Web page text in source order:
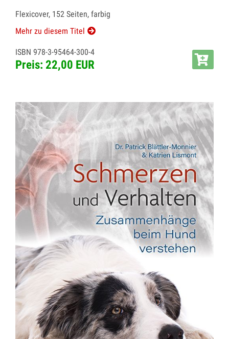
Flexicover, 152 Seiten, farbig
Mehr zu diesem Titel
ISBN 978-3-95464-300-4
Preis: 22,00 EUR